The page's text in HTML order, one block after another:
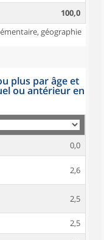
100,0
géographie
plus par âge et
ou antérieur en
0,0
2,6
2,5
2,5